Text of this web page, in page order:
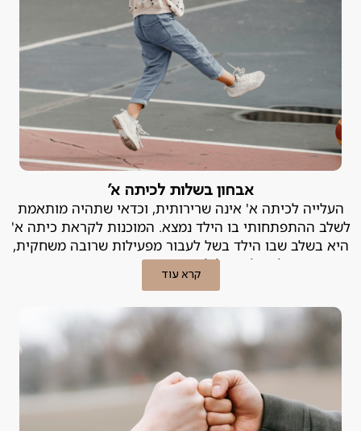
אבחון בשלות לכיתה א'
העלייה לכיתה א' אינה שרירותית, וכדאי שתהיה מותאמת
לשלב ההתפתחותי בו הילד נמצא. המוכנות לקראת כיתה א'
היא בשלב שבו הילד בשל לעבור מפעילות שרובה משחקית,
לפעילות של למידה מובנית ומסודרת.
קרא עוד